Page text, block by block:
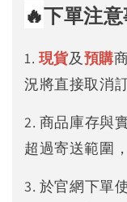
🔥下單注意
1. 現貨及預購
況將直接取消
2. 商品庫存與
超過寄送範圍
3. 於官網下單